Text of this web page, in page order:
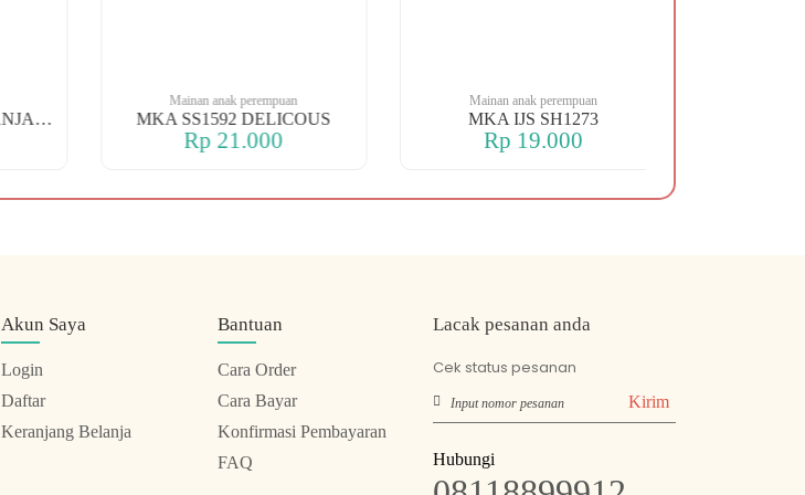
MKA SHIP MF 24 KERANJANG
Mainan anak perempuan
MKA SS1592 DELICOUS
Rp 21.000
Mainan anak perempuan
MKA IJS SH1273
Rp 19.000
Akun Saya
Login
Daftar
Keranjang Belanja
Bantuan
Cara Order
Cara Bayar
Konfirmasi Pembayaran
FAQ
Lacak pesanan anda
Cek status pesanan
Kirim
Hubungi